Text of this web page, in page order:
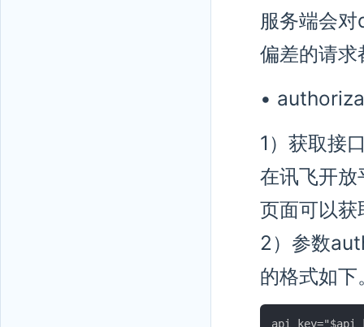
服务端会
偏差的请求
•
1）获取接
在讯飞开
页面可以
2）参数
的格式如下